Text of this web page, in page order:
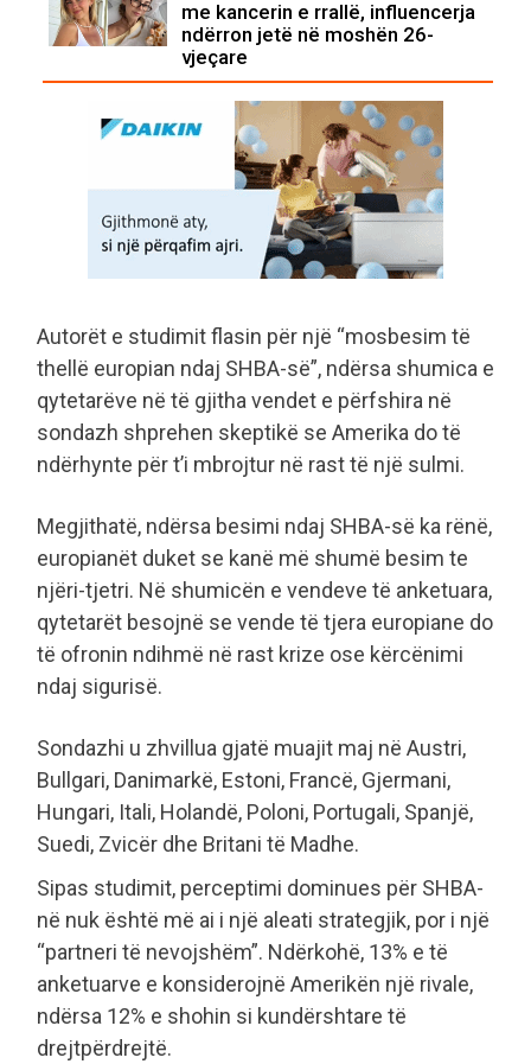
me kancerin e rrallë, influencerja
ndërron jetë në moshën 26-
vjeçare
Autorët e studimit flasin për një “mosbesim të
thellë europian ndaj SHBA-së”, ndërsa shumica e
qytetarëve në të gjitha vendet e përfshira në
sondazh shprehen skeptikë se Amerika do të
ndërhynte për t’i mbrojtur në rast të një sulmi.
Megjithatë, ndërsa besimi ndaj SHBA-së ka rënë,
europianët duket se kanë më shumë besim te
njëri-tjetri. Në shumicën e vendeve të anketuara,
qytetarët besojnë se vende të tjera europiane do
të ofronin ndihmë në rast krize ose kërcënimi
ndaj sigurisë.
Sondazhi u zhvillua gjatë muajit maj në Austri,
Bullgari, Danimarkë, Estoni, Francë, Gjermani,
Hungari, Itali, Holandë, Poloni, Portugali, Spanjë,
Suedi, Zvicër dhe Britani të Madhe.
Sipas studimit, perceptimi dominues për SHBA-
në nuk është më ai i një aleati strategjik, por i një
“partneri të nevojshëm”. Ndërkohë, 13% e të
anketuarve e konsiderojnë Amerikën një rivale,
ndërsa 12% e shohin si kundërshtare të
drejtpërdrejtë.